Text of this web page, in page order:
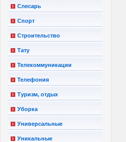
Слесарь
Спорт
Строительство
Тату
Телекоммуникации
Телефония
Туризм, отдых
Уборка
Универсальные
Уникальные